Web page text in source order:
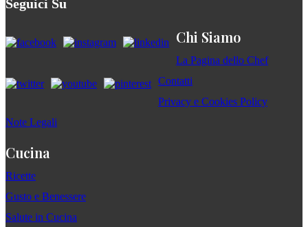
Seguici Su
Chi Siamo
La Pagina dello Chef
Contatti
Privacy e Cookies Policy
Note Legali
Cucina
Ricette
Gusto e Benessere
Salute in Cucina